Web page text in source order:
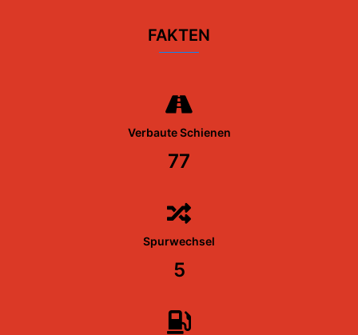
FAKTEN
Verbaute Schienen
77
Spurwechsel
5